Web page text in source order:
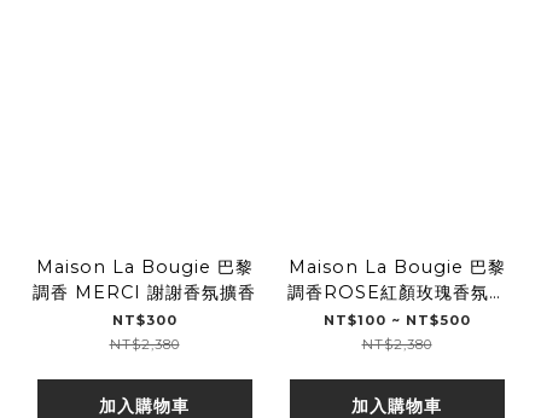
Maison La Bougie 巴黎
調香 MERCI 謝謝香氛擴香
NT$300
NT$2,380
加入購物車
Maison La Bougie 巴黎
調香ROSE紅顏玫瑰香氛擴
香
NT$100 ~ NT$500
NT$2,380
加入購物車